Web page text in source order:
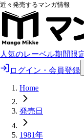
近々発売するマンガ情報
人気のレーベル期間限
ログイン・会員登録
Home
発売日
1981年